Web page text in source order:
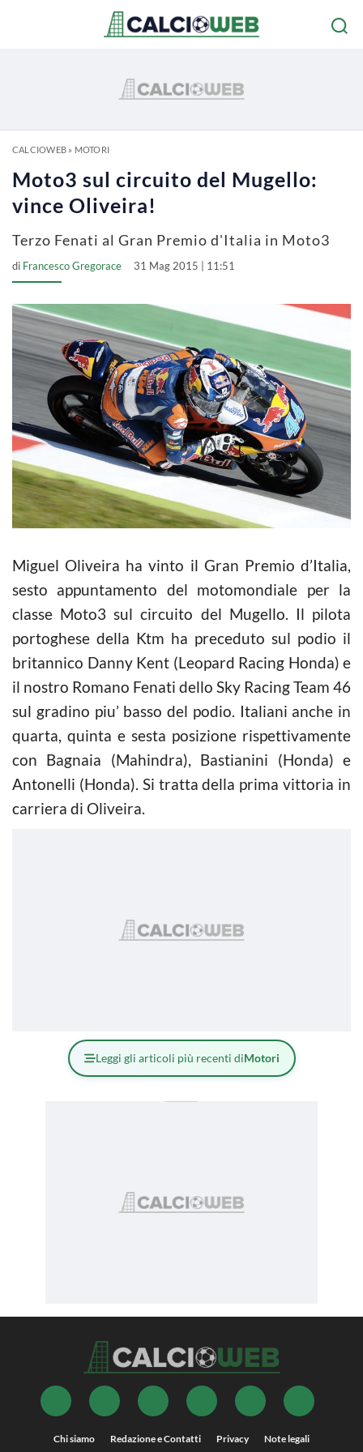
CALCIOWEB» MOTORI
Moto3 sul circuito del Mugello:
vince Oliveira!
Terzo Fenati al Gran Premio d'Italia in Moto3
di Francesco Gregorace 31 Mag 2015 | 11:51
Miguel Oliveira ha vinto il Gran Premio d’Italia,
sesto appuntamento del motomondiale per la
classe Moto3 sul circuito del Mugello. Il pilota
portoghese della Ktm ha preceduto sul podio il
britannico Danny Kent (Leopard Racing Honda) e
il nostro Romano Fenati dello Sky Racing Team 46
sul gradino piu’ basso del podio. Italiani anche in
quarta, quinta e sesta posizione rispettivamente
con Bagnaia (Mahindra), Bastianini (Honda) e
Antonelli (Honda). Si tratta della prima vittoria in
carriera di Oliveira.
Leggi gli articoli più recenti diMotori
Chi siamo Redazione e Contatti Privacy Note legali